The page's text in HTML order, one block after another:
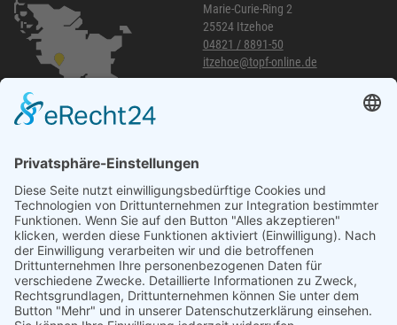
Marie-Curie-Ring 2
25524 Itzehoe
04821 / 8891-50
itzehoe@topf-online.de
040 / 21 04 04 04-04
glinde@topf-online.de
Öffnungszeiten und mehr